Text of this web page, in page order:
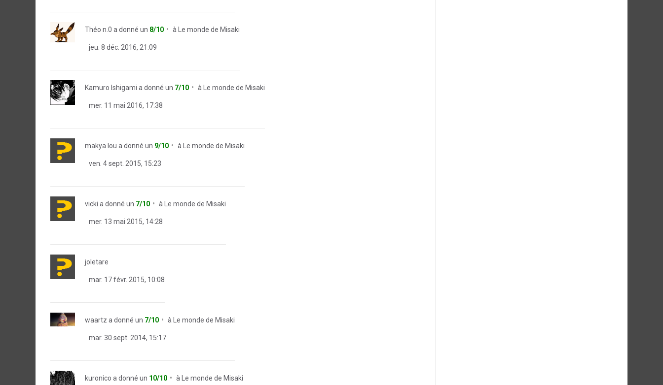
Théo n.0 a donné un 8/10 à Le monde de Misaki
jeu. 8 déc. 2016, 21:09
Kamuro Ishigami a donné un 7/10 à Le monde de Misaki
mer. 11 mai 2016, 17:38
makya lou a donné un 9/10 à Le monde de Misaki
ven. 4 sept. 2015, 15:23
vicki a donné un 7/10 à Le monde de Misaki
mer. 13 mai 2015, 14:28
joletare
mar. 17 févr. 2015, 10:08
waartz a donné un 7/10 à Le monde de Misaki
mar. 30 sept. 2014, 15:17
kuronico a donné un 10/10 à Le monde de Misaki